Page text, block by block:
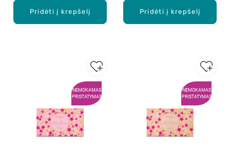
Pridėti į krepšelį Pridėti į krepšelį
NEMOKAMAS
PRISTATYMAS
NEMOKAMAS
PRISTATYMAS